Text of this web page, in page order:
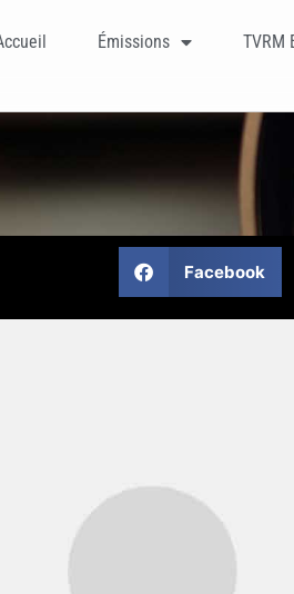
Émissions TVRM
Facebook